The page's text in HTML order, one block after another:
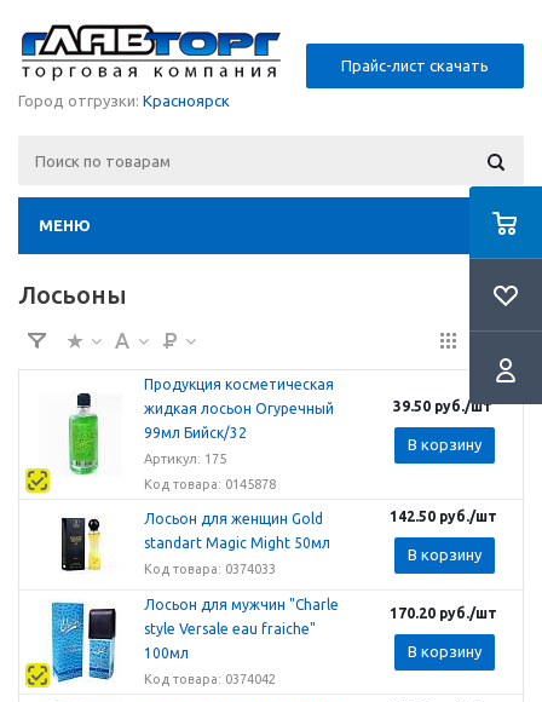
Прайс-лист скачать
Город отгрузки: Красноярск
МЕНЮ
Лосьоны
Продукция косметическая
жидкая лосьон Огуречный
99мл Бийск/32
Артикул: 175
Код товара: 0145878
39.50 руб./шт
В корзину
Лосьон для женщин Gold
standart Magic Might 50мл
Код товара: 0374033
142.50руб./шт
В корзину
Лосьон для мужчин "Charle
style Versale eau fraiche"
100мл
Код товара: 0374042
170.20руб./шт
В корзину